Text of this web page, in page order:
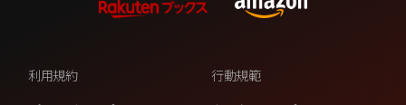
利用規約
行動規範